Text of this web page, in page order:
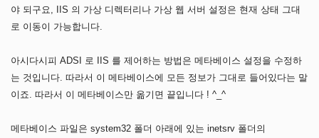
야 되구요, IIS 의 가상 디렉터리나 가상 웹 서버 설정은 현재 상태 그대
로 이동이 가능합니다.
아시다시피 ADSI 로 IIS 를 제어하는 방법은 메타베이스 설정을 수정하
는 것입니다. 따라서 이 메타베이스에 모든 정보가 그대로 들어있다는 말
이죠. 따라서 이 메타베이스만 옮기면 끝입니다 ! ^_^
메타베이스 파일은 system32 폴더 아래에 있는 inetsrv 폴더의